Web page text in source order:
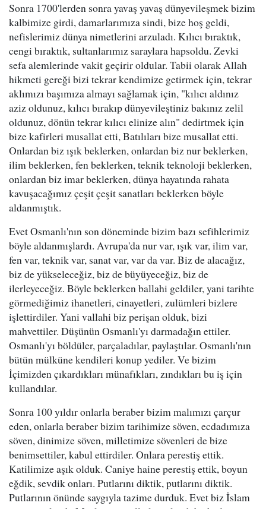
Sonra 1700'lerden sonra yavaş yavaş dünyevileşmek bizim
kalbimize girdi, damarlarımıza sindi, bize hoş geldi,
nefislerimiz dünya nimetlerini arzuladı. Kılıcı bıraktık,
cengi bıraktık, sultanlarımız saraylara hapsoldu. Zevki
sefa alemlerinde vakit geçirir oldular. Tabii olarak Allah
hikmeti gereği bizi tekrar kendimize getirmek için, tekrar
aklımızı başımıza almayı sağlamak için, "kılıcı aldınız
aziz oldunuz, kılıcı bırakıp dünyevileştiniz bakınız zelil
oldunuz, dönün tekrar kılıcı elinize alın" dedirtmek için
bize kafirleri musallat etti, Batılıları bize musallat etti.
Onlardan biz ışık beklerken, onlardan biz nur beklerken,
ilim beklerken, fen beklerken, teknik teknoloji beklerken,
onlardan biz imar beklerken, dünya hayatında rahata
kavuşacağımız çeşit çeşit sanatları beklerken böyle
aldanmıştık.
Evet Osmanlı'nın son döneminde bizim bazı sefihlerimiz
böyle aldanmışlardı. Avrupa'da nur var, ışık var, ilim var,
fen var, teknik var, sanat var, var da var. Biz de alacağız,
biz de yükseleceğiz, biz de büyüyeceğiz, biz de
ilerleyeceğiz. Böyle beklerken ballahi geldiler, yani tarihte
görmediğimiz ihanetleri, cinayetleri, zulümleri bizlere
işlettirdiler. Yani vallahi biz perişan olduk, bizi
mahvettiler. Düşünün Osmanlı'yı darmadağın ettiler.
Osmanlı'yı böldüler, parçaladılar, paylaştılar. Osmanlı'nın
bütün mülküne kendileri konup yediler. Ve bizim
İçimizden çıkardıkları münafıkları, zındıkları bu iş için
kullandılar.
Sonra 100 yıldır onlarla beraber bizim malımızı çarçur
eden, onlarla beraber bizim tarihimize söven, ecdadımıza
söven, dinimize söven, milletimize sövenleri de bize
benimsettiler, kabul ettirdiler. Onlara perestiş ettik.
Katilimize aşık olduk. Caniye haine perestiş ettik, boyun
eğdik, sevdik onları. Putlarını diktik, putlarını diktik.
Putlarının önünde saygıyla tazime durduk. Evet biz İslam